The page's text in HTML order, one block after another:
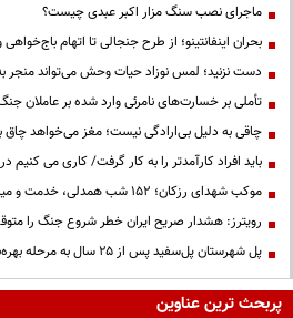
ماجرای نصب سنگ مزار اکبر عبدی چیست؟
بحران اینفانتینو؛ از طرح جنجالی تا اتهام باج‌خواهی
دست نزنید؛ لمس نوزاد حیات وحش می‌تواند
تأملی بر خسارت‌های نامرئی وارد شده بر عاملان
چاقی به دلیل بی‌ارادگی نیست؛ مغز می‌خواهد چاق
باید افراد کارآمدتر را به کار گرفت/ کاری می
موکب شهدای رزکان؛ ۱۵۲ شب همدلی، خدمت و میزبانی از مردم ولایت‌مدار شهریار
رویترز: هشدار صریح ایران خطر شروع جنگ را
پل شهرستان پل‌سفید پس از ۲۵ سال به مرحله بهره‌برداری رسید
پربحث ترین عناوین